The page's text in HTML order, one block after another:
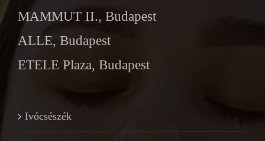
MAMMUT II., Budapest
ALLE, Budapest
ETELE Plaza, Budapest
Ivócsészék